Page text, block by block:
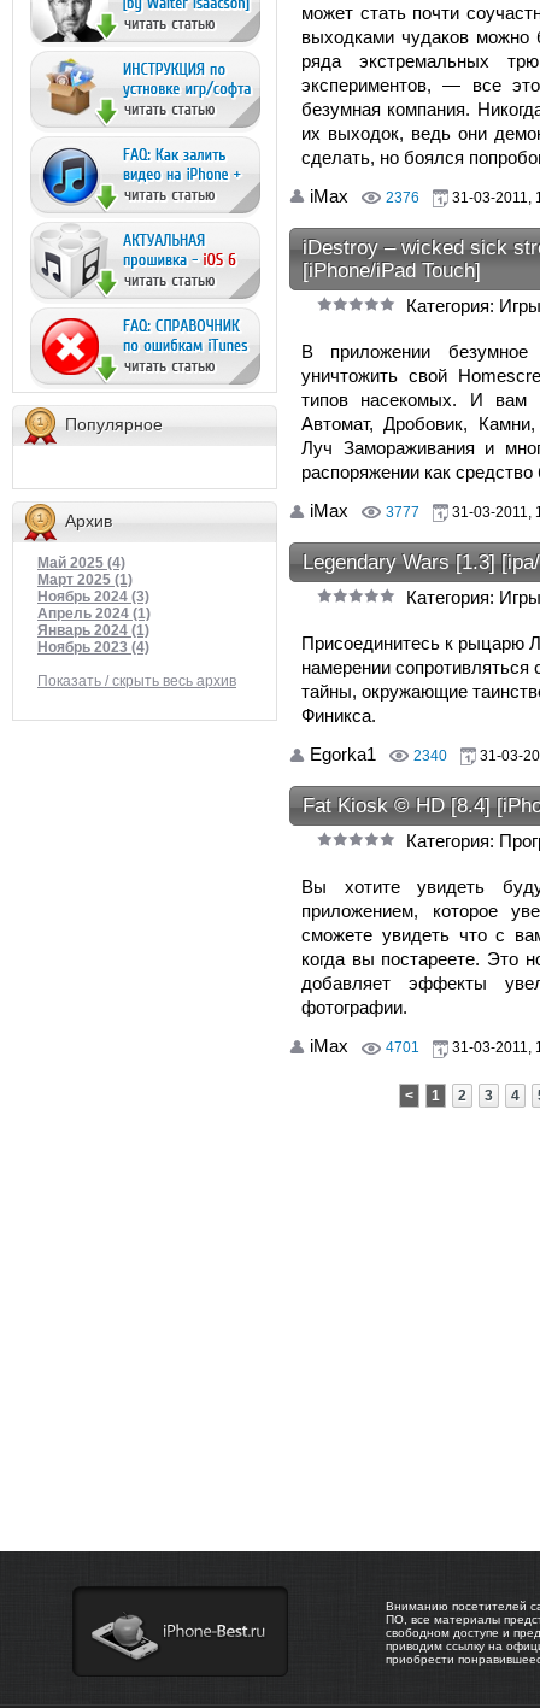
Популярное
Архив
Май 2025 (4)
Март 2025 (1)
Ноябрь 2024 (3)
Апрель 2024 (1)
Январь 2024 (1)
Ноябрь 2023 (4)
Показать / скрыть весь архив
может стать почти
выходками чудаков
ряда экстремальных
экспериментов, — все
безумная компания.
их выходок, ведь они
сделать, но боялся
iMax
2376 31-03-2011,
iDestroy – wicked sick
[iPhone/iPad Touch]
Категория:
В приложении безумное
уничтожить свой
типов насекомых. И вам
Автомат, Дробовик,
Луч Замораживания и
распоряжении как
iMax
3777 31-03-2011,
Legendary Wars [1.3]
Категория:
Присоединитесь к рыцарю
намерении
тайны, окружающие
Финикса.
Egorka1
2340 31-03-
Fat Kiosk © HD [8.4]
Категория:
Вы хотите увидеть
приложением, которое
сможете увидеть что с
когда вы постареете. Это
добавляет эффекты
фотографии.
iMax
4701 31-03-2011,
< 1 2 3 4
Вниманию посетителей
ПО, все материалы
свободном доступе и
приводим ссылку на
приобрести